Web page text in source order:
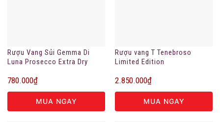
Rượu Vang Sủi Gemma Di
Luna Prosecco Extra Dry
780.000₫
MUA NGAY
Rượu vang T Tenebroso
Limited Edition
2.850.000₫
MUA NGAY